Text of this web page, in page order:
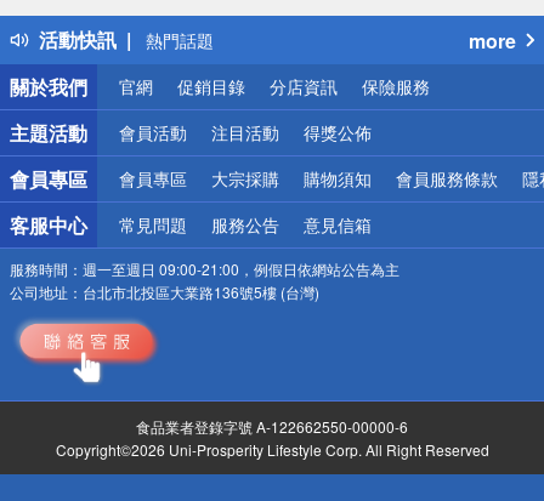
活動快訊
得獎公告
熱門話題
銀行優惠
偏遠地區配送
詐騙網頁！請小心！
more
關於我們
官網 促銷目錄 分店資訊 保險服務
主題活動 會員活動 注目活動 得獎公佈
會員專區 會員專區 大宗採購 購物須知 會員服務條款 隱
客服中心 常見問題 服務公告 意見信箱
服務時間： 週一至週日 09:00-21:00，例假日依網站公告為主
公司地址： 台北市北投區大業路136號5樓 (台灣)
食品業者登錄字號 A-122662550-00000-6
Copyright©2026 Uni-Prosperity Lifestyle Corp. All Right Reserved